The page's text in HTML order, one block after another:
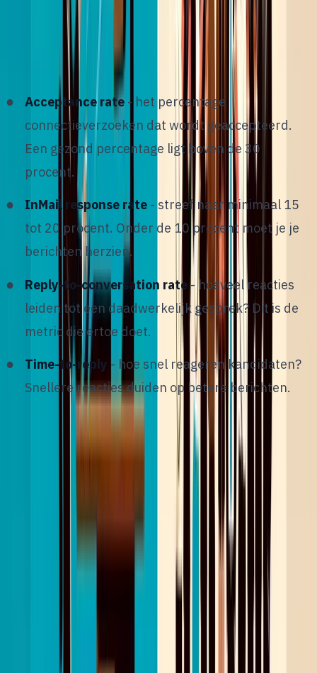
at je niet meet, kun je niet verbeteren. Houd
deze metrics bij:
Acceptance rate - het percentage
connectieverzoeken dat wordt geaccepteerd.
Een gezond percentage ligt boven de 30
procent.
InMail response rate - streef naar minimaal 15
tot 20 procent. Onder de 10 procent moet je je
berichten herzien.
Reply-to-conversation rate- hoeveel reacties
leiden tot een daadwerkelijk gesprek? Dit is de
metric die ertoe doet.
Time-to-reply - hoe snel reageren kandidaten?
Snellere reacties duiden op betere berichten.
Analyseer wekelijks welke berichten het beste
presteren. Test variaties in onderwerpregel, lengte
en tone of voice. Kleine aanpassingen kunnen grote
De rol van AI in LinkedIn
outreach